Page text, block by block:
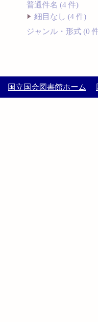
普通件名 (4 件)
細目なし (4 件)
ジャンル・形式 (0
国立国会図書館ホーム